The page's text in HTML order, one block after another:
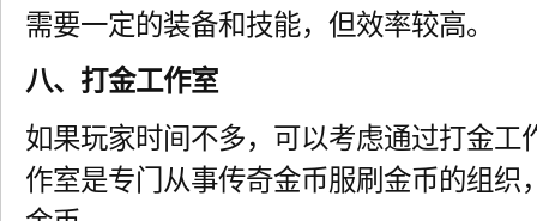
需要一定的装备和技能，但效率较高。
八、打金工作室
如果玩家时间不多，可以考虑通过打金工
作室是专门从事传奇金币服刷金币的组织